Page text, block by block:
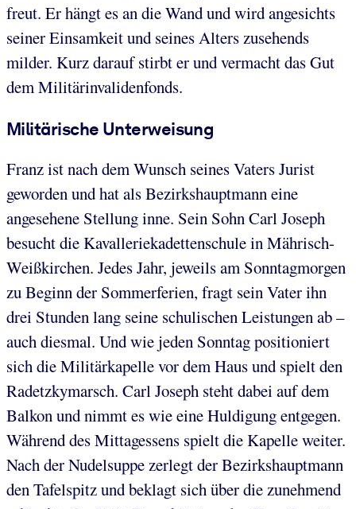
freut. Er hängt es an die Wand und wird angesichts
seiner Einsamkeit und seines Alters zusehends
milder. Kurz darauf stirbt er und vermacht das Gut
dem Militärinvalidenfonds.
Militärische Unterweisung
Franz ist nach dem Wunsch seines Vaters Jurist
geworden und hat als Bezirkshauptmann eine
angesehene Stellung inne. Sein Sohn Carl Joseph
besucht die Kavalleriekadettenschule in Mährisch-
Weißkirchen. Jedes Jahr, jeweils am Sonntagmorgen
zu Beginn der Sommerferien, fragt sein Vater ihn
drei Stunden lang seine schulischen Leistungen ab –
auch diesmal. Und wie jeden Sonntag positioniert
sich die Militärkapelle vor dem Haus und spielt den
Radetzkymarsch. Carl Joseph steht dabei auf dem
Balkon und nimmt es wie eine Huldigung entgegen.
Während des Mittagessens spielt die Kapelle weiter.
Nach der Nudelsuppe zerlegt der Bezirkshauptmann
den Tafelspitz und beklagt sich über die zunehmend